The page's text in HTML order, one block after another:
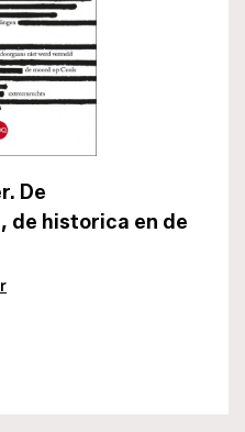
De
de historica en de